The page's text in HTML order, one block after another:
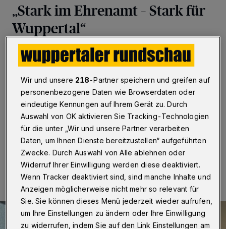
„Stark im Ehrenamt – Stark für
Wuppertal“
Wuppertal·Integration oder Nachbarschaftshilfe,
Sport oder Kultur – überall leisten Ehrenamtliche in
zu unterstützen, hat das Kommunale
Integrationszentrum Wuppertal ein Schulungs- und
Qualifizierungsprogramm für Clubs entwickelt. Es heißt
„Stark im Ehrenamt – Stark für Wuppertal“.
17.09.2025 , 11:00 Uhr Eine Minute Lesezeit
Wir und unsere 218-Partner speichern und greifen auf
personenbezogene Daten wie Browserdaten oder
eindeutige Kennungen auf Ihrem Gerät zu. Durch
Auswahl von OK aktivieren Sie Tracking-Technologien
für die unter „Wir und unsere Partner verarbeiten
Daten, um Ihnen Dienste bereitzustellen“ aufgeführten
Zwecke. Durch Auswahl von Alle ablehnen oder
Widerruf Ihrer Einwilligung werden diese deaktiviert.
Wenn Tracker deaktiviert sind, sind manche Inhalte und
Anzeigen möglicherweise nicht mehr so relevant für
Sie. Sie können dieses Menü jederzeit wieder aufrufen,
um Ihre Einstellungen zu ändern oder Ihre Einwilligung
zu widerrufen, indem Sie auf den Link Einstellungen am